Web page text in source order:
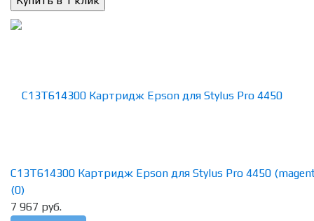
C13T614300 Картридж Epson для Stylus Pro 4450
(0)
7 967 руб.